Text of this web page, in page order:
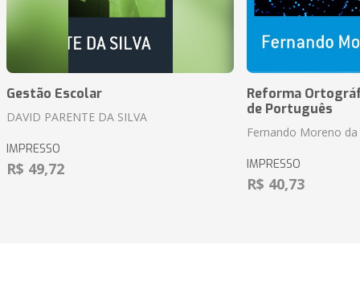
Gestão Escolar
DAVID PARENTE DA SILVA
IMPRESSO
R$ 49,72
Reforma
de Português
Fernando Moreno da
IMPRESSO
R$ 40,73